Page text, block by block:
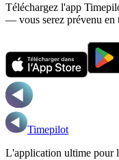
Téléchargez l'app
— vous serez prévenu en
Timepilot
L'application ultime pour